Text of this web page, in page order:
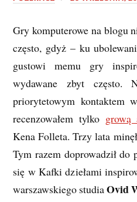
Gry komputerowe na blogu
często, gdyż – ku
gustowi memu gry
wydawane zbyt
priorytetowym kontaktem
recenzowałem tylko grową
Kena Folleta. Trzy lata
Tym razem doprowadził do
się w Kafki dziełami
warszawskiego studiaOvid